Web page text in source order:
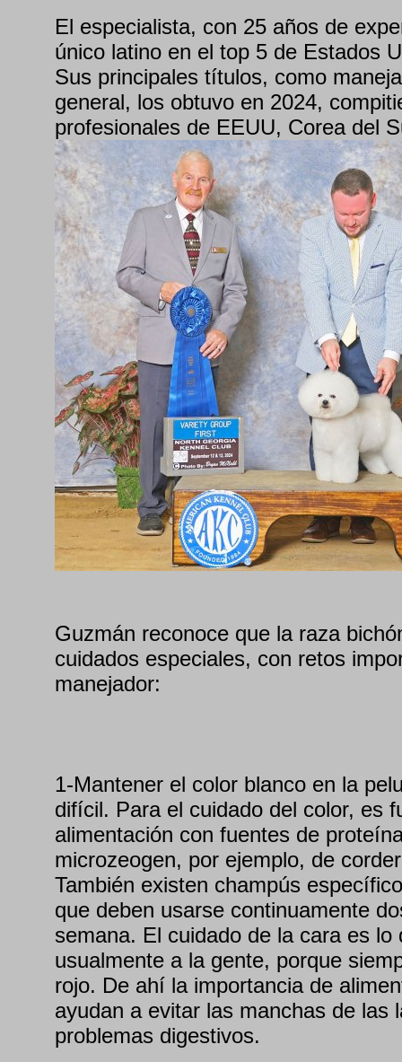
El especialista, con 25 años de
único latino en el top 5 de Estados
Sus principales títulos, como
general, los obtuvo en 2024,
profesionales de EEUU, Corea del
Guzmán reconoce que la raza
cuidados especiales, con retos
manejador:
1-Mantener el color blanco en la
difícil. Para el cuidado del color, es
alimentación con fuentes de
microzeogen, por ejemplo, de
También existen champús
que deben usarse continuamente
semana. El cuidado de la cara es lo
usualmente a la gente, porque
rojo. De ahí la importancia de
ayudan a evitar las manchas de las
problemas digestivos.